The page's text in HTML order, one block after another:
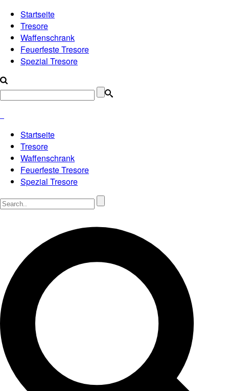
Startseite
Tresore
Waffenschrank
Feuerfeste Tresore
Spezial Tresore
Startseite
Tresore
Waffenschrank
Feuerfeste Tresore
Spezial Tresore